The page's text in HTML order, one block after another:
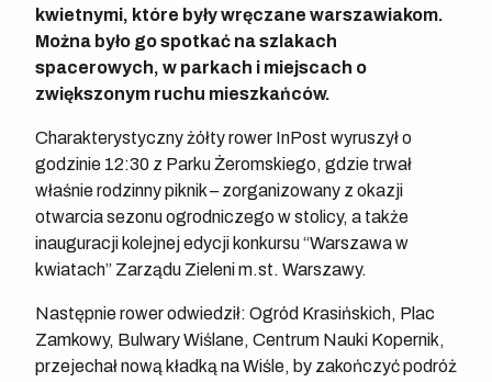
kwietnymi, które były wręczane warszawiakom.
Można było go spotkać na szlakach
spacerowych, w parkach i miejscach o
zwiększonym ruchu mieszkańców.
Charakterystyczny żółty rower InPost wyruszył o
godzinie 12:30 z Parku Żeromskiego, gdzie trwał
właśnie rodzinny piknik – zorganizowany z okazji
otwarcia sezonu ogrodniczego w stolicy, a także
inauguracji kolejnej edycji konkursu “Warszawa w
kwiatach” Zarządu Zieleni m.st. Warszawy.
Następnie rower odwiedził: Ogród Krasińskich, Plac
Zamkowy, Bulwary Wiślane, Centrum Nauki Kopernik,
przejechał nową kładką na Wiśle, by zakończyć podróż